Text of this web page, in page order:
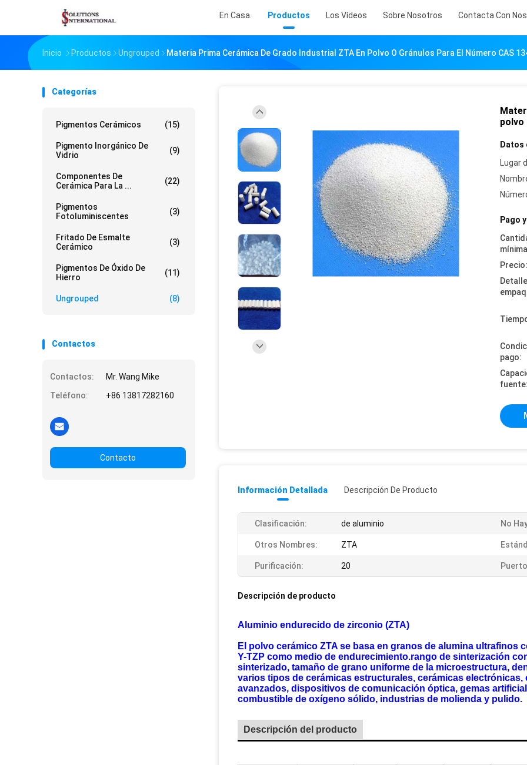
En Casa. Productos Los Vídeos Sobre Nosotros Contacta Con
Inicio Productos Ungrouped Materia Prima Cerámica De Grado Industrial ZTA En Polvo O Gránulos Para El Número CAS
Categorías
Pigmentos Cerámicos (15)
Pigmento Inorgánico De
Vidrio
(9)
Componentes De
Cerámica Para La ...
(22)
Pigmentos
Fotoluminiscentes
(3)
Fritado De Esmalte
Cerámico
(3)
Pigmentos De Óxido De
Hierro
(11)
Ungrouped (8)
Contactos
Contactos:
Mr. Wang Mike
Teléfono:
+86 13817282160
Contacto
polvo
Datos
Lugar
Pago
Precio:
pago:
Información Detallada Descripción De Producto
Clasificación: de aluminio No
Otros Nombres: ZTA
Purificación: 20
Descripción de producto
Aluminio endurecido de zirconio (ZTA)
El polvo cerámico ZTA se basa en granos de alumina ultrafinos
Y-TZP como medio de endurecimiento.rango de sinterización
sinterizado, tamaño de grano uniforme de la microestructura,
varios tipos de cerámicas estructurales, cerámicas
avanzados, dispositivos de comunicación óptica, gemas
combustible de oxígeno sólido, industrias de molienda y pulido.
Descripción del producto